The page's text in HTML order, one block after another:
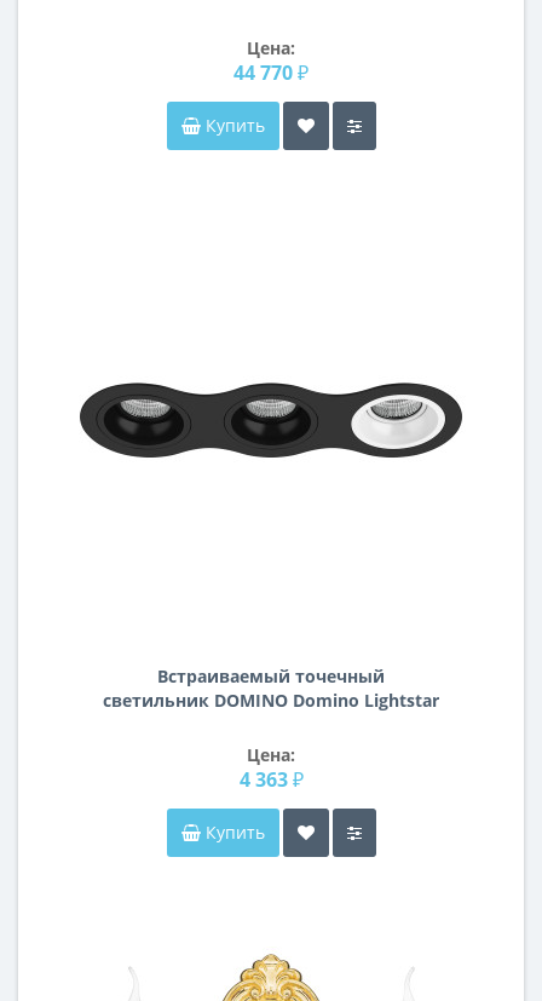
Цена:
44 770 ₽
Купить
Встраиваемый точечный
светильник DOMINO Domino Lightstar
Цена:
4 363 ₽
Купить